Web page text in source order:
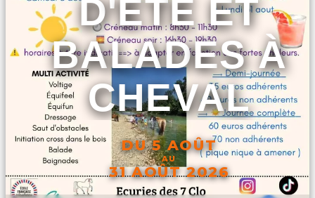
D'ÉTÉ ET
BALADES À
CHEVAL
DU 5 AOÛT
AU
31 AOÛT 2026